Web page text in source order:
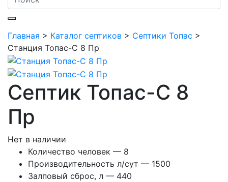
Главная > Каталог септиков > Септики Топас >
Станция Топас-С 8 Пр
Септик Топас-С 8
Пр
Нет в наличии
Количество человек — 8
Производительность л/сут — 1500
Залповый сброс, л — 440